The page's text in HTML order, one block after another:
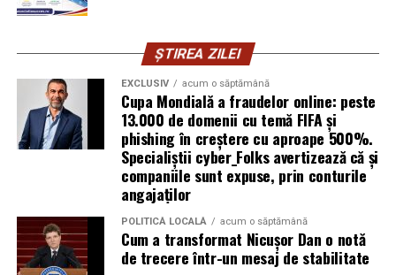
cyber_Folks România.
Subiectul a fost semnalat și de FBI, care a inclus în
informările din ultima lună amenințările asociate
turneului, de la fraude online și furtul datelor până la
operațiuni de dezinformare.
Avertismentele publice s-au concentrat în principal
asupra fanilor și infrastructurii orașelor gazdă, însă
specialiștii atrag atenția că firmele pot fi afectate
inclusiv atunci când nu au nicio legătură directă cu
industria sportului, turismului sau vânzarea de bilete.
ȘTIREA ZILEI
EXCLUSIV acum o săptămână
Cupa Mondială a fraudelor online: peste
13.000 de domenii cu temă FIFA și
phishing în creștere cu aproape 500%.
Specialiștii cyber_Folks avertizează că și
companiile sunt expuse, prin conturile
angajaților
POLITICĂ LOCALĂ acum o săptămână
Cum a transformat Nicușor Dan o notă
de trecere într-un mesaj de stabilitate